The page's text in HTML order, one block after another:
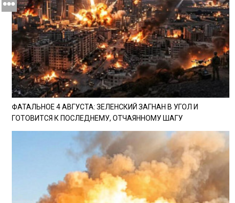
ФАТАЛЬНОЕ 4 АВГУСТА: ЗЕЛЕНСКИЙ ЗАГНАН В УГОЛ И
ГОТОВИТСЯ К ПОСЛЕДНЕМУ, ОТЧАЯННОМУ ШАГУ